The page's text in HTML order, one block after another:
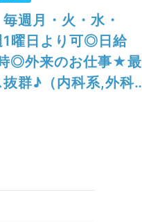
週月・火・水・
1曜日より可◎日給
◎外来のお仕事★最
群♪（内科系,外科